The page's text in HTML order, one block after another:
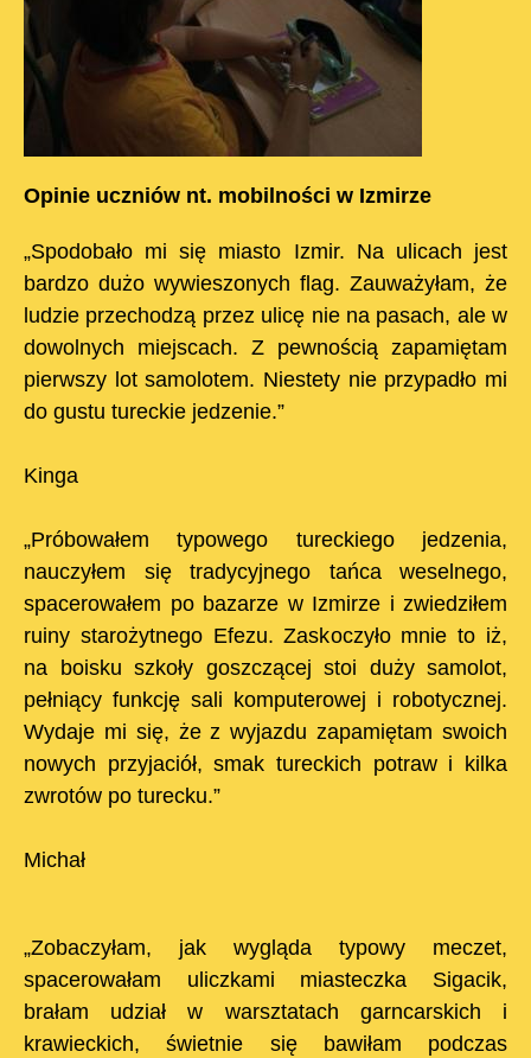
Opinie uczniów nt. mobilności w Izmirze
„Spodobało mi się miasto Izmir. Na ulicach jest
bardzo dużo wywieszonych flag. Zauważyłam, że
ludzie przechodzą przez ulicę nie na pasach, ale w
dowolnych miejscach. Z pewnością zapamiętam
pierwszy lot samolotem. Niestety nie przypadło mi
do gustu tureckie jedzenie.”
Kinga
„Próbowałem typowego tureckiego jedzenia,
nauczyłem się tradycyjnego tańca weselnego,
spacerowałem po bazarze w Izmirze i zwiedziłem
ruiny starożytnego Efezu. Zaskoczyło mnie to iż,
na boisku szkoły goszczącej stoi duży samolot,
pełniący funkcję sali komputerowej i robotycznej.
Wydaje mi się, że z wyjazdu zapamiętam swoich
nowych przyjaciół, smak tureckich potraw i kilka
zwrotów po turecku.”
Michał
„Zobaczyłam, jak wygląda typowy meczet,
spacerowałam uliczkami miasteczka Sigacik,
brałam udział w warsztatach garncarskich i
krawieckich, świetnie się bawiłam podczas